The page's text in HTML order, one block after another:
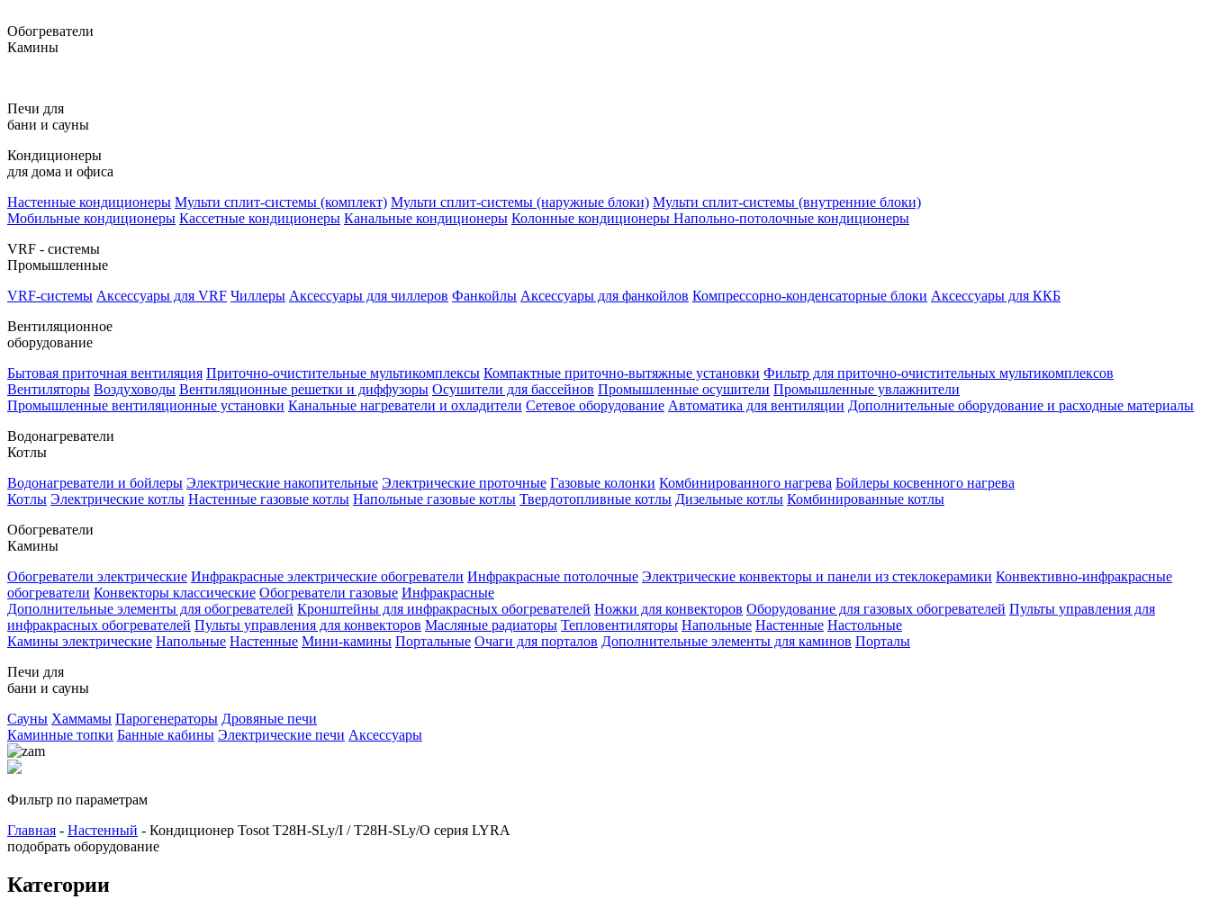
Обогреватели
Камины
Печи для
бани и сауны
Кондиционеры
для дома и офиса
Настенные кондиционеры Мульти сплит-системы (комплект) Мульти сплит-системы (наружные блоки) Мульти сплит-системы (внутренние блоки)
Мобильные кондиционеры Кассетные кондиционеры Канальные кондиционеры Колонные кондиционеры Напольно-потолочные кондиционеры
VRF - системы
Промышленные
VRF-системы Аксессуары для VRF Чиллеры Аксессуары для чиллеров Фанкойлы Аксессуары для фанкойлов Компрессорно-конденсаторные блоки Аксессуары для ККБ
Вентиляционное
оборудование
Бытовая приточная вентиляция Приточно-очистительные мультикомплексы Компактные приточно-вытяжные установки Фильтр для приточно-очистительных мультикомплексов
Вентиляторы Воздуховоды Вентиляционные решетки и диффузоры Осушители для бассейнов Промышленные осушители Промышленные увлажнители
Промышленные вентиляционные установки Канальные нагреватели и охладители Сетевое оборудование Автоматика для вентиляции Дополнительные оборудование и расходные материалы
Водонагреватели
Котлы
Водонагреватели и бойлеры Электрические накопительные Электрические проточные Газовые колонки Комбинированного нагрева Бойлеры косвенного нагрева
Котлы Электрические котлы Настенные газовые котлы Напольные газовые котлы Твердотопливные котлы Дизельные котлы Комбинированные котлы
Обогреватели
Камины
Обогреватели электрические Инфракрасные электрические обогреватели Инфракрасные потолочные Электрические конвекторы и панели из стеклокерамики Конвективно-инфракрасные
обогреватели Конвекторы классические Обогреватели газовые Инфракрасные
Дополнительные элементы для обогревателей Кронштейны для инфракрасных обогревателей Ножки для конвекторов Оборудование для газовых обогревателей Пульты управления для
инфракрасных обогревателей Пульты управления для конвекторов Масляные радиаторы Тепловентиляторы Напольные Настенные Настольные
Камины электрические Напольные Настенные Мини-камины Портальные Очаги для порталов Дополнительные элементы для каминов Порталы
Печи для
бани и сауны
Сауны Хаммамы Парогенераторы Дровяные печи
Каминные топки Банные кабины Электрические печи Аксессуары
Фильтр по параметрам
Главная - Настенный - Кондиционер Tosot T28H-SLy/I / T28H-SLy/O серия LYRA
подобрать оборудование
Категории